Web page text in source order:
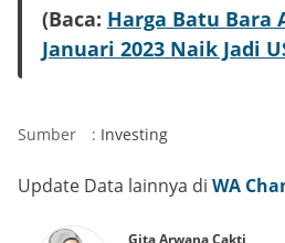
(Baca: Harga Batu Bara
Januari 2023 Naik Jadi
Sumber : Investing
Update Data lainnya di WA